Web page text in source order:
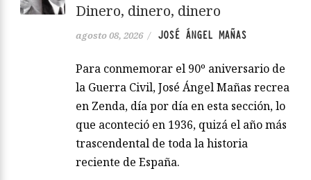
Dinero, dinero, dinero
agosto 08, 2026 / JOSÉ ÁNGEL MAÑAS
Para conmemorar el 90º aniversario de
la Guerra Civil, José Ángel Mañas recrea
en Zenda, día por día en esta sección, lo
que aconteció en 1936, quizá el año más
trascendental de toda la historia
reciente de España.